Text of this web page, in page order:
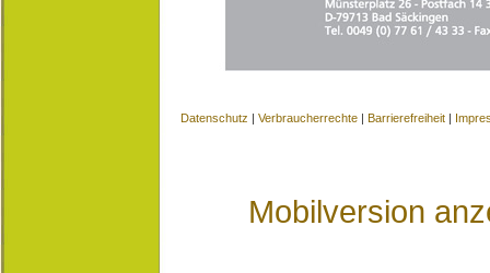
Datenschutz | Verbraucherrechte | Barrierefreiheit |
Mobilversion